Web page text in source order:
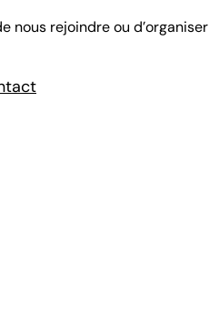
nous rejoindre ou